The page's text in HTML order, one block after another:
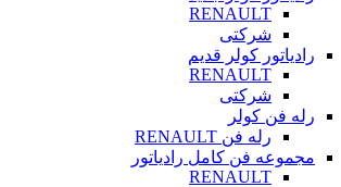
RENAULT
شرکتی
رادیاتور کولر قدیم
RENAULT
شرکتی
رله فن کولر
رله فن RENAULT
مجموعه فن کامل رادیاتور
RENAULT